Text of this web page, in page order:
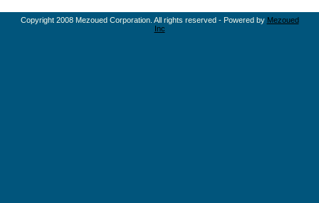
Copyright 2008 Mezoued Corporation. All rights reserved - Powered by Mezoued
Inc